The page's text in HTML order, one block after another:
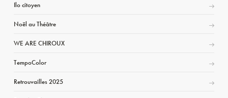
Ilo citoyen
Noël au Théâtre
WE ARE CHIROUX
TempoColor
Retrouvailles 2025